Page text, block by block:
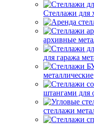
Стеллажи для
архивные
для гаража
металлические
штангами для
стеллажи